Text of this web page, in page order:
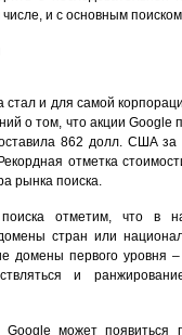
и с основным
и для самой
о том, что акции Google
862 долл. США за
отметка
рынка поиска.
поиска отметим, что в
стран или
домены первого уровня
и
Google может